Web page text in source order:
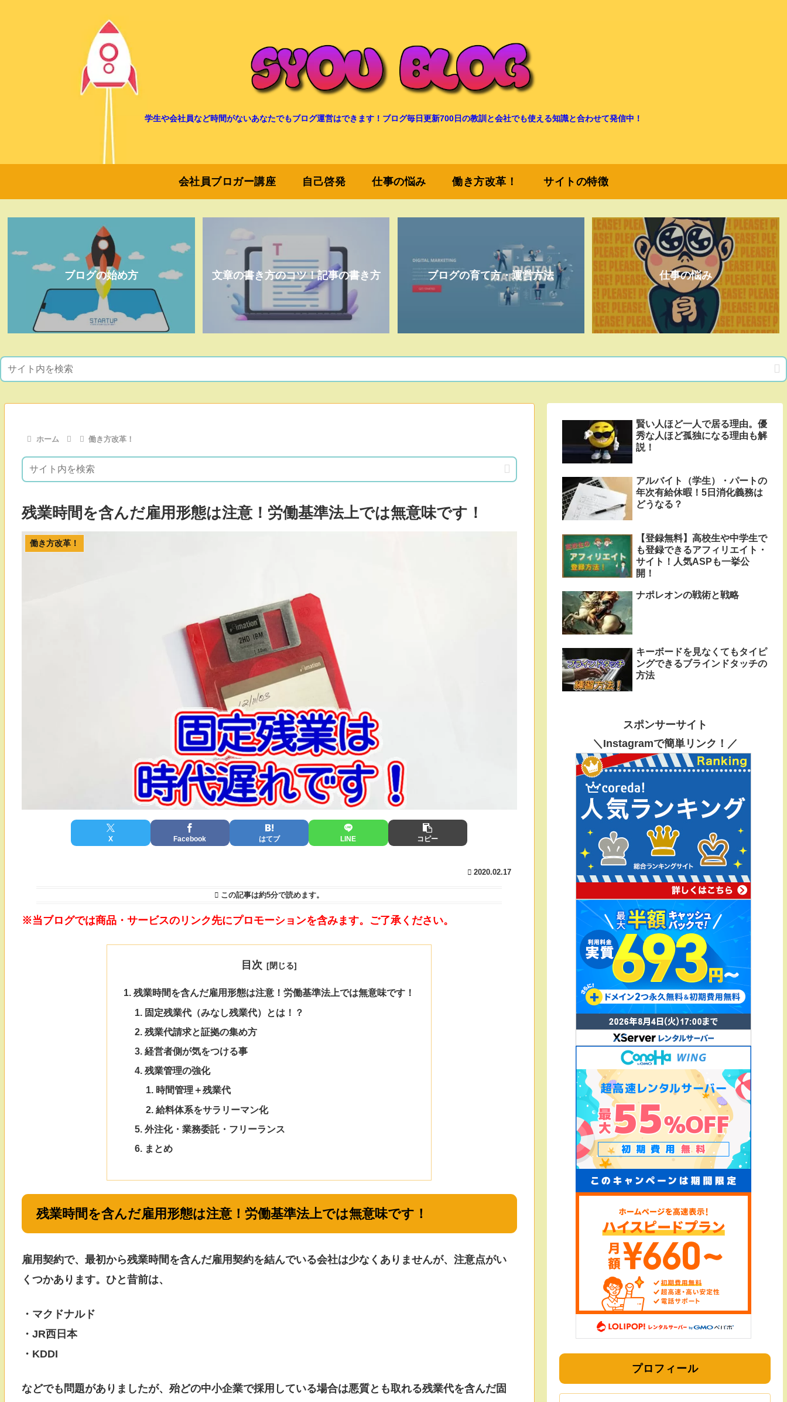
学生や会社員など時間がないあなたでもブログ運営はできます！ブログ毎日更新700日の教訓と会社でも使える知識と合わせて発信中！
会社員ブロガー講座 自己啓発 仕事の悩み 働き方改革！ サイトの特徴
ブログの始め方 文章の書き方のコツ！記事の書き方 ブログの育て方・運営方法 仕事の悩み
ホーム 働き方改革！
残業時間を含んだ雇用形態は注意！労働基準法上では無意味です！
働き方改革！
X Facebook はてブ LINE コピー
2020.02.17
この記事は約5分で読めます。
※当ブログでは商品・サービスのリンク先にプロモーションを含みます。ご了承ください。
目次
残業時間を含んだ雇用形態は注意！労働基準法上では無意味です！
固定残業代（みなし残業代）とは！？
残業代請求と証拠の集め方
経営者側が気をつける事
残業管理の強化
時間管理＋残業代
給料体系をサラリーマン化
外注化・業務委託・フリーランス
まとめ
残業時間を含んだ雇用形態は注意！労働基準法上では無意味です！
雇用契約で、最初から残業時間を含んだ雇用契約を結んでいる会社は少なくありませんが、注意点がい
くつかあります。ひと昔前は、
・マクドナルド
・JR西日本
・KDDI
などでも問題がありましたが、殆どの中小企業で採用している場合は悪質とも取れる残業代を含んだ固
賢い人ほど一人で居る理由。優
秀な人ほど孤独になる理由も解
説！
アルバイト（学生）・パートの
年次有給休暇！5日消化義務は
どうなる？
【登録無料】高校生や中学生で
も登録できるアフィリエイト・
サイト！人気ASPも一挙公
開！
ナポレオンの戦術と戦略
キーボードを見なくてもタイピ
ングできるブラインドタッチの
方法
スポンサーサイト
＼Instagramで簡単リンク！／
プロフィール